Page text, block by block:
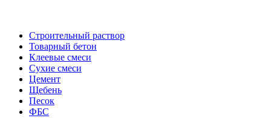
Строительный раствор
Товарный бетон
Клеевые смеси
Сухие смеси
Цемент
Щебень
Песок
ФБС